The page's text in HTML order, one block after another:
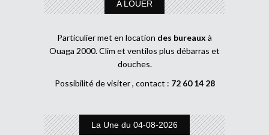
A LOUER
Particulier met en location des bureaux à
Ouaga 2000. Clim et ventilos plus débarras et
douches.
Possibilité de visiter , contact : 72 60 14 28
La Une du 04-08-2026